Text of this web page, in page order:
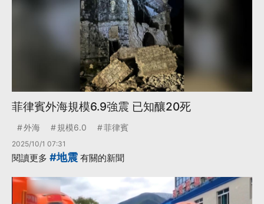
菲律賓外海規模6.9強震 已知釀20死
外海 規模6.0 菲律賓
2025/10/1 07:31
閱讀更多 #地震 有關的新聞